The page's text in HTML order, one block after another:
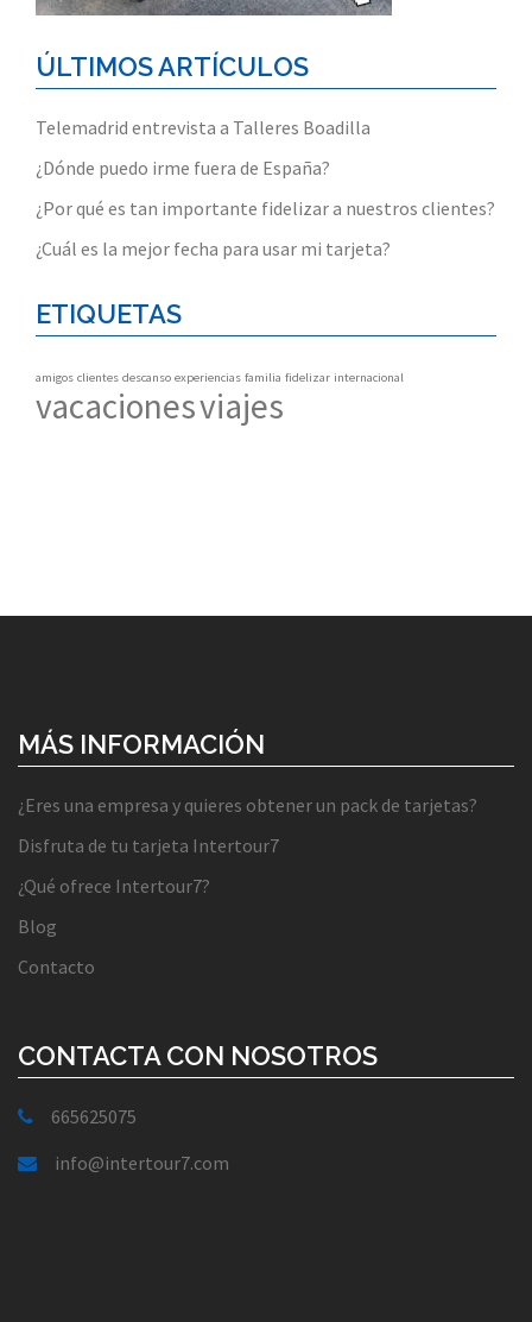
ÚLTIMOS ARTÍCULOS
Telemadrid entrevista a Talleres Boadilla
¿Dónde puedo irme fuera de España?
¿Por qué es tan importante fidelizar a nuestros clientes?
¿Cuál es la mejor fecha para usar mi tarjeta?
ETIQUETAS
amigos clientes descanso experiencias familia fidelizar internacional
vacacionesviajes
MÁS INFORMACIÓN
¿Eres una empresa y quieres obtener un pack de tarjetas?
Disfruta de tu tarjeta Intertour7
¿Qué ofrece Intertour7?
Blog
Contacto
CONTACTA CON NOSOTROS
665625075
info@intertour7.com